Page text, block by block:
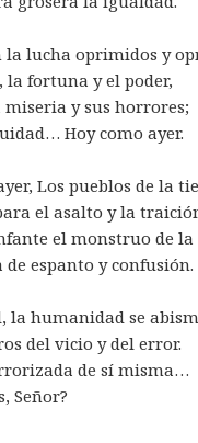
la lucha oprimidos y
la fortuna y el poder,
y sus horrores;
Hoy como ayer.
Los pueblos de la
el asalto y la
el monstruo de la
de espanto y confusión.
la humanidad se
del vicio y del error.
de sí misma…
Señor?